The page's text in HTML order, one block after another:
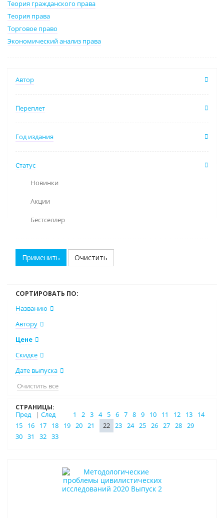
Теория гражданского права
Теория права
Торговое право
Экономический анализ права
Автор
Переплет
Год издания
Статус
Новинки
Акции
Бестселлер
Очистить
СОРТИРОВАТЬ ПО:
Названию
Автору
Цене
Скидке
Дате выпуска
Очистить все
СТРАНИЦЫ:
Пред
| След 1 2 3 4 5 6 7 8 9 10 11 12 13
14
15
16 17 18 19 20 21 22 23 24 25 26 27 28 29
30 31 32 33